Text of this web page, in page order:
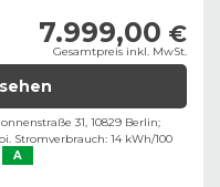
7.999,00 €
Gesamtpreis inkl. MwSt.
31, 10829 Berlin;
Stromverbrauch: 14 kWh/100
A